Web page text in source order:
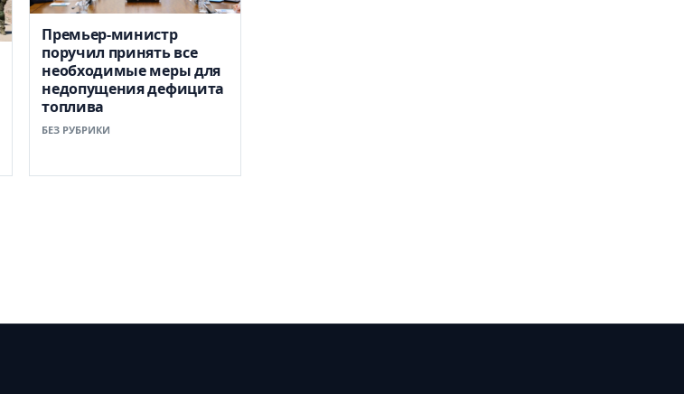
Премьер-министр
поручил принять все
необходимые меры для
недопущения дефицита
топлива
БЕЗ РУБРИКИ